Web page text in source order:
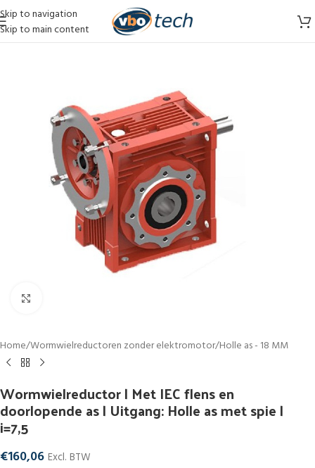
Skip to navigation
Skip to main content
Home/Wormwielreductoren zonder elektromotor/Holle as - 18 MM
Wormwielreductor | Met IEC flens en
doorlopende as | Uitgang: Holle as met spie |
i=7,5
€160,06 Excl. BTW